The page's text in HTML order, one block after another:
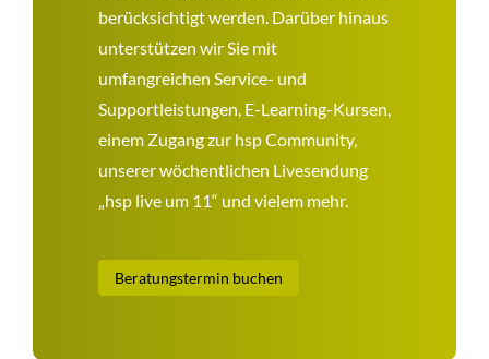
berücksichtigt werden. Darüber hinaus
unterstützen wir Sie mit
umfangreichen Service- und
Supportleistungen, E-Learning-Kursen,
einem Zugang zur hsp Community,
unserer wöchentlichen Livesendung
„hsp live um 11“ und vielem mehr.
Beratungstermin buchen